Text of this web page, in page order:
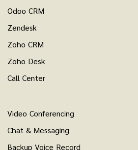
Odoo CRM
Zendesk
Zoho CRM
Zoho Desk
Call Center
Video Conferencing
Chat & Messaging
Backup Voice Record